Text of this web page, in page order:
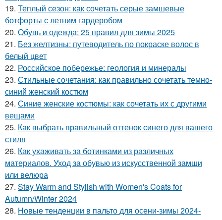
19. Теплый сезон: как сочетать серые замшевые
ботфорты с летним гардеробом
20. Обувь и одежда: 25 правил для зимы 2025
21. Без желтизны: путеводитель по покраске волос в
белый цвет
22. Российское побережье: геология и минералы
23. Стильные сочетания: как правильно сочетать темно-
синий женский костюм
24. Синие женские костюмы: как сочетать их с другими
вещами
25. Как выбрать правильный оттенок синего для вашего
стиля
26. Как ухаживать за ботинками из различных
материалов. Уход за обувью из искусственной замши
или велюра
27. Stay Warm and Stylish with Women's Coats for
Autumn/Winter 2024
28. Новые тенденции в пальто для осени-зимы 2024-